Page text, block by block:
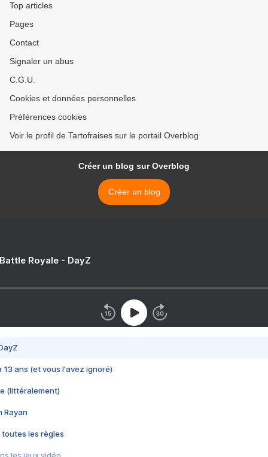
Top articles
Pages
Contact
Signaler un abus
C.G.U.
Cookies et données personnelles
Préférences cookies
Voir le profil de Tartofraises sur le portail Overblog
Créer un blog sur Overblog
Créer un blog
Royale - DayZ
13 ans (et vous l'avez ignoré)
(littéralement)
Rayan
toutes les règles